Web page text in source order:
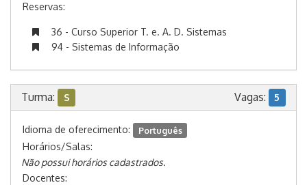
Reservas:
36 - Curso Superior T. e. A. D. Sistemas
94 - Sistemas de Informação
Turma: S Vagas: 5
Idioma de oferecimento: Português
Horários/Salas:
Não possui horários cadastrados.
Docentes: